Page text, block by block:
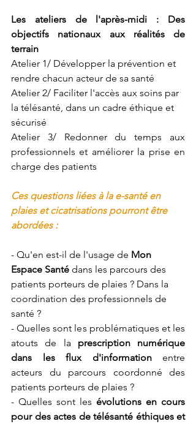
Les ateliers de l'après-midi : Des
objectifs nationaux aux réalités de
terrain
Atelier 1/ Développer la prévention et
rendre chacun acteur de sa santé
Atelier 2/ Faciliter l'accès aux soins par
la télésanté, dans un cadre éthique et
sécurisé
Atelier 3/ Redonner du temps aux
professionnels et améliorer la prise en
charge des patients
Ces questions liées à la e-santé en
plaies et cicatrisations pourront être
abordées :
- Qu'en est-il de l'usage de Mon
Espace Santé dans les parcours des
patients porteurs de plaies ? Dans la
coordination des professionnels de
santé ?
- Quelles sont les problématiques et les
atouts de la prescription numérique
dans les flux d'information entre
acteurs du parcours coordonné des
patients porteurs de plaies ?
- Quelles sont les évolutions en cours
pour des actes de télésanté éthiques et